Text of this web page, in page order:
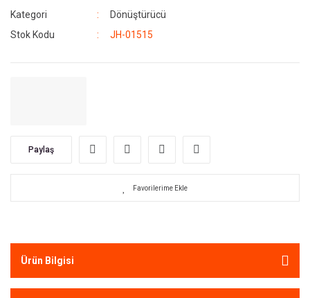
Kategori
Dönüştürücü
Stok Kodu
JH-01515
Paylaş
Ürün Bilgisi